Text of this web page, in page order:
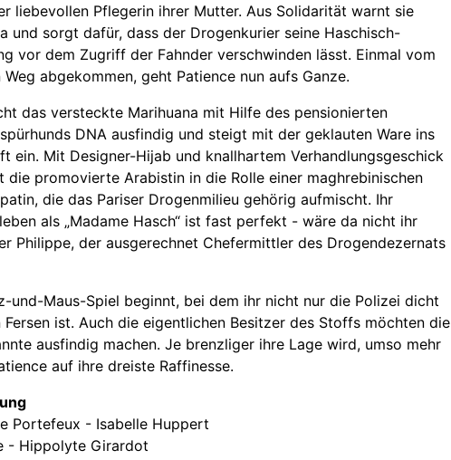
liebevollen Pflegerin ihrer Mutter. Aus Solidarität warnt sie
und sorgt dafür, dass der Drogenkurier seine Haschisch-
vor dem Zugriff der Fahnder verschwinden lässt. Einmal vom
Weg abgekommen, geht Patience nun aufs Ganze.
das versteckte Marihuana mit Hilfe des pensionierten
DNA ausfindig und steigt mit der geklauten Ware ins
ein. Mit Designer-Hijab und knallhartem Verhandlungsgeschick
die promovierte Arabistin in die Rolle einer maghrebinischen
die das Pariser Drogenmilieu gehörig aufmischt. Ihr
als „Madame Hasch“ ist fast perfekt - wäre da nicht ihr
Philippe, der ausgerechnet Chefermittler des Drogendezernats
und-Maus-Spiel beginnt, bei dem ihr nicht nur die Polizei dicht
Fersen ist. Auch die eigentlichen Besitzer des Stoffs möchten die
ausfindig machen. Je brenzliger ihre Lage wird, umso mehr
auf ihre dreiste Raffinesse.
Portefeux - Isabelle Huppert
- Hippolyte Girardot